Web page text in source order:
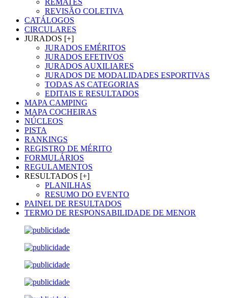
REMATES
REVISÃO COLETIVA
CATÁLOGOS
CIRCULARES
JURADOS [+]
JURADOS EMÉRITOS
JURADOS EFETIVOS
JURADOS AUXILIARES
JURADOS DE MODALIDADES ESPORTIVAS
TODAS AS CATEGORIAS
EDITAIS E RESULTADOS
MAPA CAMPING
MAPA COCHEIRAS
NÚCLEOS
PISTA
RANKINGS
REGISTRO DE MÉRITO
FORMULÁRIOS
REGULAMENTOS
RESULTADOS [+]
PLANILHAS
RESUMO DO EVENTO
PAINEL DE RESULTADOS
TERMO DE RESPONSABILIDADE DE MENOR